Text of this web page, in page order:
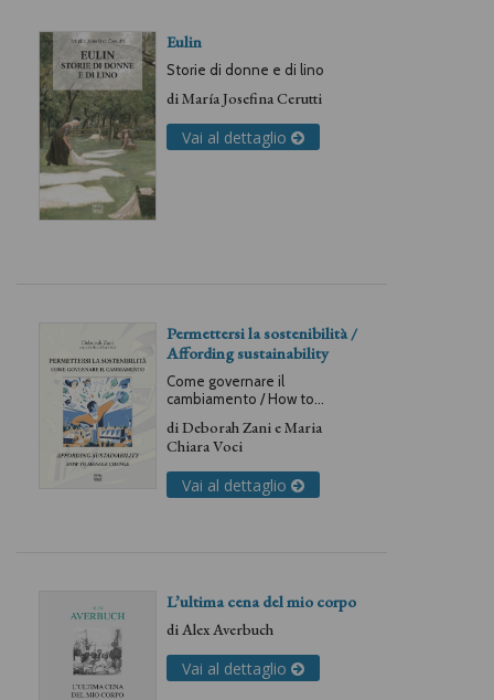
Eulin
Storie di donne e di lino
diMaría Josefina Cerutti
Vai al dettaglio
Permettersi la sostenibilità /
Affording sustainability
Come governare il
cambiamento / How to
diDeborah ZanieMaria
Chiara Voci
Vai al dettaglio
L’ultima cena del mio corpo
diAlex Averbuch
Vai al dettaglio